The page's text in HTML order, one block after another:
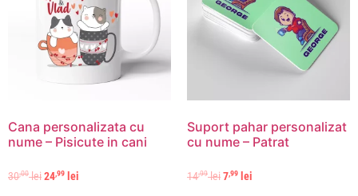
Cana personalizata cu
nume – Pisicute in cani
30,00 lei24,99 lei
Suport pahar personalizat
cu nume – Patrat
14,99 lei7,99 lei